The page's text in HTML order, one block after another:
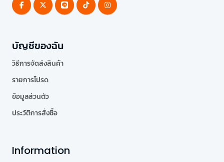
บัญชีของฉัน
วิธีการจัดส่งสินค้า
รายการโปรด
ข้อมูลส่วนตัว
ประวัติการสั่งซื้อ
Information